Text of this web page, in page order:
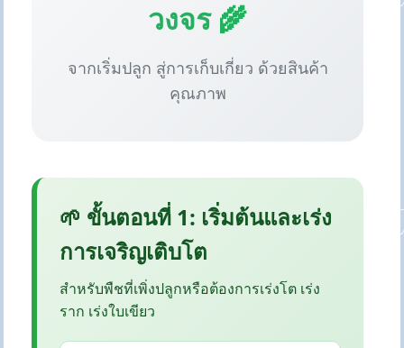
วงจร 🌾
จากเริ่มปลูก สู่การเก็บเกี่ยว ด้วยสินค้า
คุณภาพ
🌱 ขั้นตอนที่ 1: เริ่มต้นและเร่ง
การเจริญเติบโต
สำหรับพืชที่เพิ่งปลูกหรือต้องการเร่งโต เร่ง
ราก เร่งใบเขียว